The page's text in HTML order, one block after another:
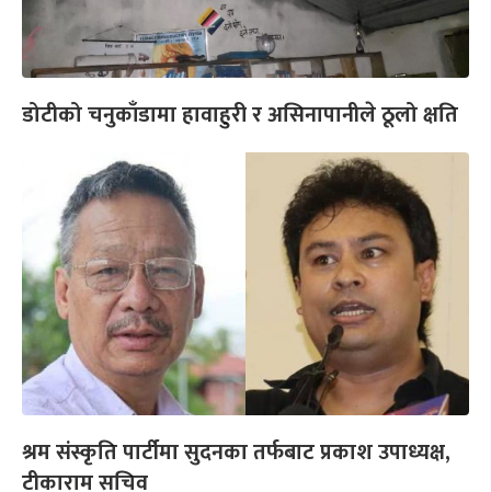
डोटीको चनुकाँडामा हावाहुरी र असिनापानीले ठूलो क्षति
श्रम संस्कृति पार्टीमा सुदनका तर्फबाट प्रकाश उपाध्यक्ष,
टीकाराम सचिव